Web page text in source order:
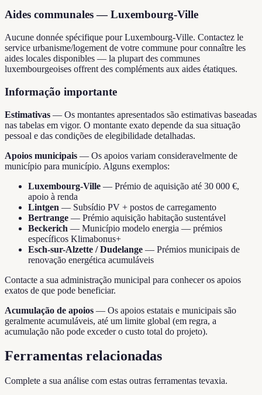
Aides communales —Luxembourg-Ville
Aucune donnée spécifique pourLuxembourg-Ville. Contactez le
service urbanisme/logement de votre commune pour connaître les
aides locales disponibles — la plupart des communes
luxembourgeoises offrent des compléments aux aides étatiques.
Informação importante
Estimativas — Os montantes apresentados são estimativas baseadas
nas tabelas em vigor. O montante exato depende da sua situação
pessoal e das condições de elegibilidade detalhadas.
Apoios municipais — Os apoios variam consideravelmente de
município para município. Alguns exemplos:
Luxembourg-Ville — Prémio de aquisição até 30 000 €,
apoio à renda
Lintgen — Subsídio PV + postos de carregamento
Bertrange — Prémio aquisição habitação sustentável
Beckerich — Município modelo energia — prémios
específicos Klimabonus+
Esch-sur-Alzette / Dudelange — Prémios municipais de
renovação energética acumuláveis
Contacte a sua administração municipal para conhecer os apoios
exatos de que pode beneficiar.
Acumulação de apoios — Os apoios estatais e municipais são
geralmente acumuláveis, até um limite global (em regra, a
acumulação não pode exceder o custo total do projeto).
Ferramentas relacionadas
Complete a sua análise com estas outras ferramentas tevaxia.